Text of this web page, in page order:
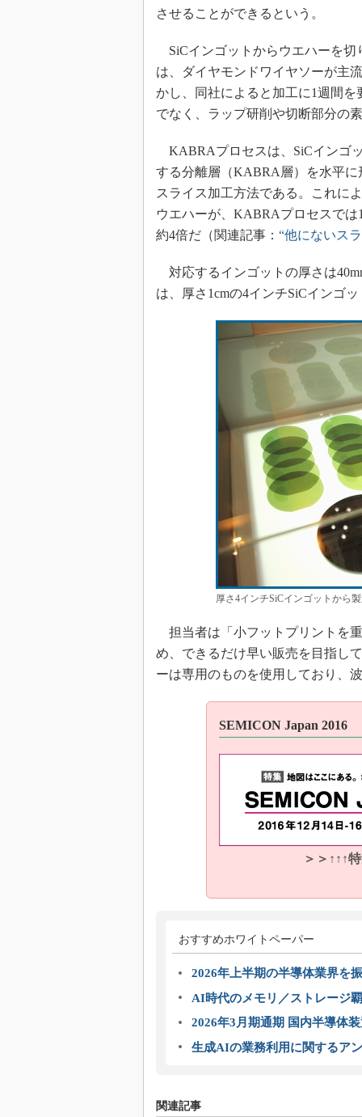
「英語
させることができるという。
SiCインゴットからウエハーを切
は、ダイヤモンドワイヤソーが主
かし、同社によると加工に1週間を
でなく、ラップ研削や切断部分の
KABRAプロセスは、SiCインゴ
する分離層（KABRA層）を水平
スライス加工方法である。これに
ウエハーが、KABRAプロセスで
約4倍だ（関連記事： “他にないス
対応するインゴットの厚さは
は、厚さ1cmの4インチSiCインゴ
厚さ4インチSiCインゴットから
担当者は「小フットプリントを
め、できるだけ早い販売を目指し
ーは専用のものを使用しており、
SEMICON Japan 2016
＞＞↑↑↑
おすすめホワイトペーパー
2026年上半期の半導体業界を
AI時代のメモリ／ストレージ
2026年3月期通期 国内半導体
生成AIの業務利用に関するア
関連記事